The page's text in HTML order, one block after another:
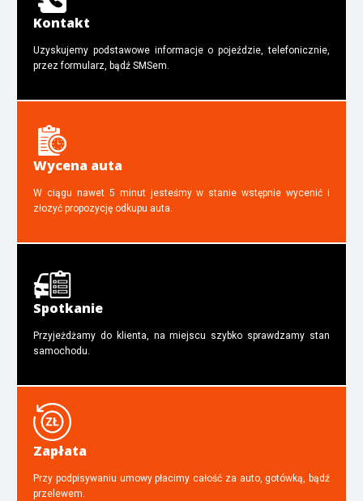
Kontakt
Uzyskujemy podstawowe informacje o pojeździe, telefonicznie,
przez formularz, bądź SMSem.
Wycena auta
W ciągu nawet 5 minut jesteśmy w stanie wstępnie wycenić i
złozyć propozycję odkupu auta.
Spotkanie
Przyjeżdżamy do klienta, na miejscu szybko sprawdzamy stan
samochodu.
Zapłata
Przy podpisywaniu umowy płacimy całość za auto, gotówką, bądź
przelewem.